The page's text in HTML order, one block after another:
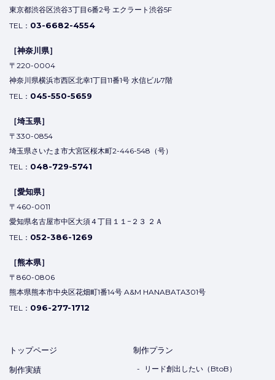
東京都渋谷区渋谷3丁目6番2号 エクラート渋谷5F
TEL： 03-6682-4554
［神奈川県］
〒220-0004
神奈川県横浜市西区北幸1丁目11番1号 水信ビル7階
TEL： 045-550-5659
［埼玉県］
〒330-0854
埼玉県さいたま市大宮区桜木町2-446-548（号）
TEL： 048-729-5741
［愛知県］
〒460-0011
愛知県名古屋市中区大須４丁目１１−２３ ２Ａ
TEL： 052-386-1269
［熊本県］
〒860-0806
熊本県熊本市中央区花畑町1番14号 A&M HANABATA301号
TEL： 096-277-1712
トップページ
制作実績
制作プラン
リード創出したい（BtoB）